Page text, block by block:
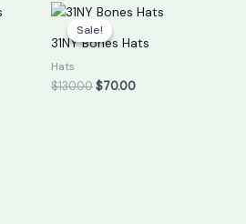
Sale!
Sale!
31NY Bones Hats
Hats
$130.00
Original
price
was:
$130.00.
$70.00
Current
is:
$70.00.